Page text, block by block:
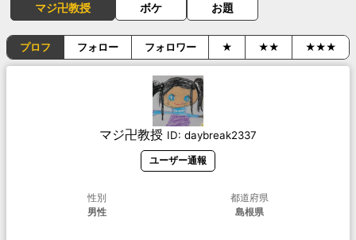
マジ卍教授 ボケ お題
プロフ フォロー フォロワー ★ ★★ ★★★
マジ卍教授 ID: daybreak2337
ユーザー通報
性別
男性
都道府県
島根県